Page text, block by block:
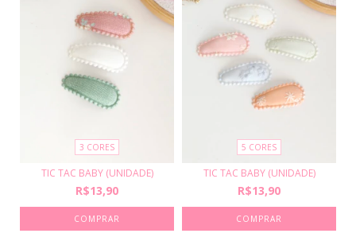
3 CORES
TIC TAC BABY (UNIDADE)
R$13,90
COMPRAR
5 CORES
TIC TAC BABY (UNIDADE)
R$13,90
COMPRAR